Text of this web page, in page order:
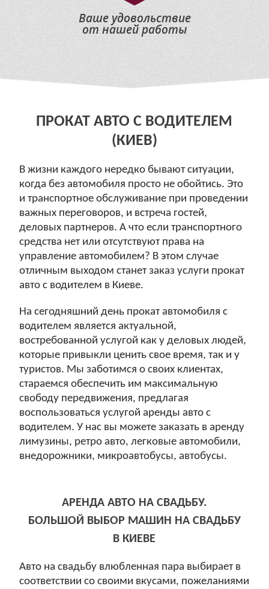
Ваше удовольствие
от нашей работы
ПРОКАТ АВТО С ВОДИТЕЛЕМ
(КИЕВ)
В жизни каждого нередко бывают ситуации,
когда без автомобиля просто не обойтись. Это
и транспортное обслуживание при проведении
важных переговоров, и встреча гостей,
деловых партнеров. А что если транспортного
средства нет или отсутствуют права на
управление автомобилем? В этом случае
отличным выходом станет заказ услуги прокат
авто с водителем в Киеве.
На сегодняшний день прокат автомобиля с
водителем является актуальной,
востребованной услугой как у деловых людей,
которые привыкли ценить свое время, так и у
туристов. Мы заботимся о своих клиентах,
стараемся обеспечить им максимальную
свободу передвижения, предлагая
воспользоваться услугой аренды авто с
водителем. У нас вы можете заказать в аренду
лимузины, ретро авто, легковые автомобили,
внедорожники, микроавтобусы, автобусы.
АРЕНДА АВТО НА СВАДЬБУ.
БОЛЬШОЙ ВЫБОР МАШИН НА СВАДЬБУ
В КИЕВЕ
Авто на свадьбу влюбленная пара выбирает в
соответствии со своими вкусами, пожеланиями